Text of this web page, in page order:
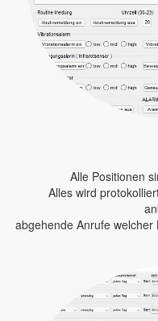
Alle Positionen
Alles wird
abgehende Anrufe